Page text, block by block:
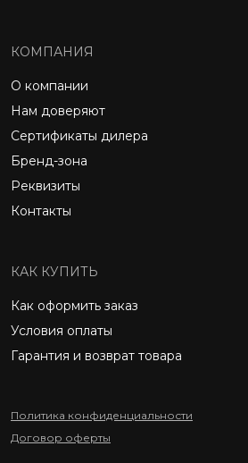
КОМПАНИЯ
О компании
Нам доверяют
Сертификаты дилера
Бренд-зона
Реквизиты
Контакты
КАК КУПИТЬ
Как оформить заказ
Условия оплаты
Гарантия и возврат товара
Политика конфиденциальности
Договор оферты